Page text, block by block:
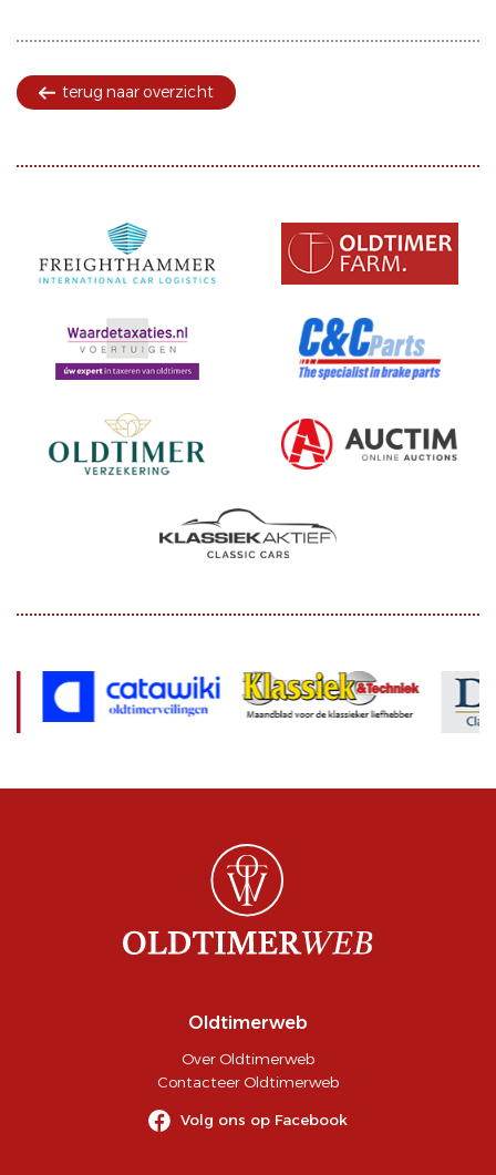
terug naar overzicht
Oldtimerweb
Over Oldtimerweb
Contacteer Oldtimerweb
Volg ons op Facebook